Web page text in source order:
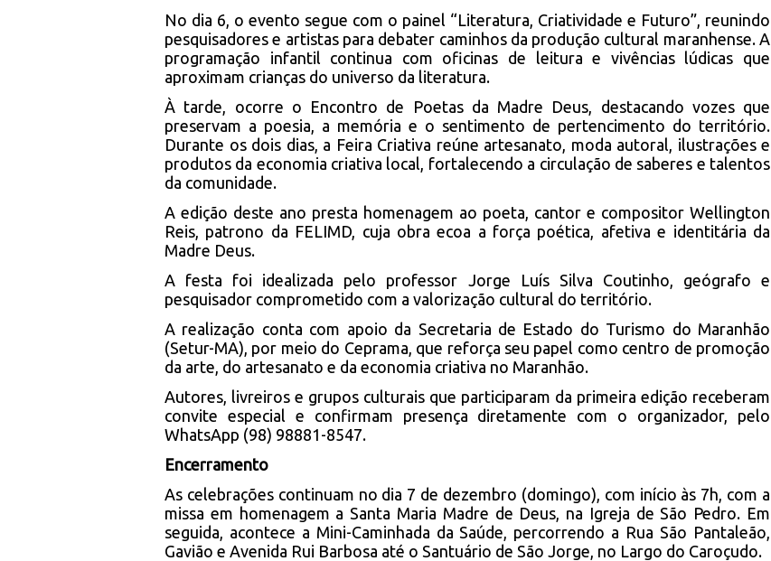
No dia 6, o evento segue com o painel “Literatura, Criatividade e Futuro”, reunindo
pesquisadores e artistas para debater caminhos da produção cultural maranhense. A
programação infantil continua com oficinas de leitura e vivências lúdicas que
aproximam crianças do universo da literatura.
À tarde, ocorre o Encontro de Poetas da Madre Deus, destacando vozes que
preservam a poesia, a memória e o sentimento de pertencimento do território.
Durante os dois dias, a Feira Criativa reúne artesanato, moda autoral, ilustrações e
produtos da economia criativa local, fortalecendo a circulação de saberes e talentos
da comunidade.
A edição deste ano presta homenagem ao poeta, cantor e compositor Wellington
Reis, patrono da FELIMD, cuja obra ecoa a força poética, afetiva e identitária da
Madre Deus.
A festa foi idealizada pelo professor Jorge Luís Silva Coutinho, geógrafo e
pesquisador comprometido com a valorização cultural do território.
A realização conta com apoio da Secretaria de Estado do Turismo do Maranhão
(Setur-MA), por meio do Ceprama, que reforça seu papel como centro de promoção
da arte, do artesanato e da economia criativa no Maranhão.
Autores, livreiros e grupos culturais que participaram da primeira edição receberam
convite especial e confirmam presença diretamente com o organizador, pelo
WhatsApp (98) 98881-8547.
Encerramento
As celebrações continuam no dia 7 de dezembro (domingo), com início às 7h, com a
missa em homenagem a Santa Maria Madre de Deus, na Igreja de São Pedro. Em
seguida, acontece a Mini-Caminhada da Saúde, percorrendo a Rua São Pantaleão,
Gavião e Avenida Rui Barbosa até o Santuário de São Jorge, no Largo do Caroçudo.